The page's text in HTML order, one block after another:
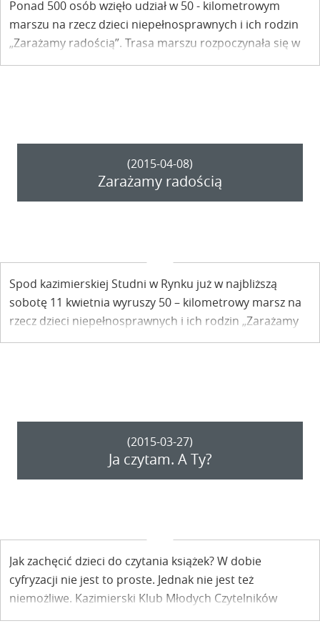
Ponad 500 osób wzięło udział w 50 - kilometrowym
marszu na rzecz dzieci niepełnosprawnych i ich rodzin
„Zarażamy radością”. Trasa marszu rozpoczynała się w
Kazimierzu Dolnym i wiodła okrężną drogą do Puław.
(2015-04-08)
Zarażamy radością
Spod kazimierskiej Studni w Rynku już w najbliższą
sobotę 11 kwietnia wyruszy 50 – kilometrowy marsz na
rzecz dzieci niepełnosprawnych i ich rodzin „Zarażamy
radością”. Trasa wiedzie z Kazimierza Dolnego przez
(2015-03-27)
Ja czytam. A Ty?
Jak zachęcić dzieci do czytania książek? W dobie
cyfryzacji nie jest to proste. Jednak nie jest też
niemożliwe. Kazimierski Klub Młodych Czytelników
istnieje od 2013 roku. Obecnie włączył się on w